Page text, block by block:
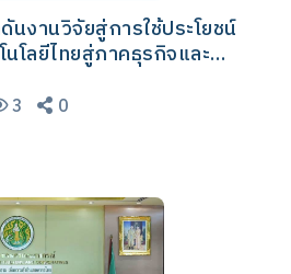
นงานวิจัยสู่การใช้ประโยชน์
โลยีไทยสู่ภาคธุรกิจและ
3 0